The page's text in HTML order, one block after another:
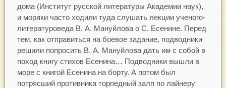
дома (Институт русской литературы Академии наук),
и моряки часто ходили туда слушать лекции ученого-
литературоведа В. А. Мануйлова о С. Есенине. Перед
тем, как отправиться на боевое задание, подводники
решили попросить В. А. Мануйлова дать им с собой в
поход книгу стихов Есенина… Подводники вышли в
море с книгой Есенина на борту. А потом был
потрясший противника торпедный залп по лайнеру